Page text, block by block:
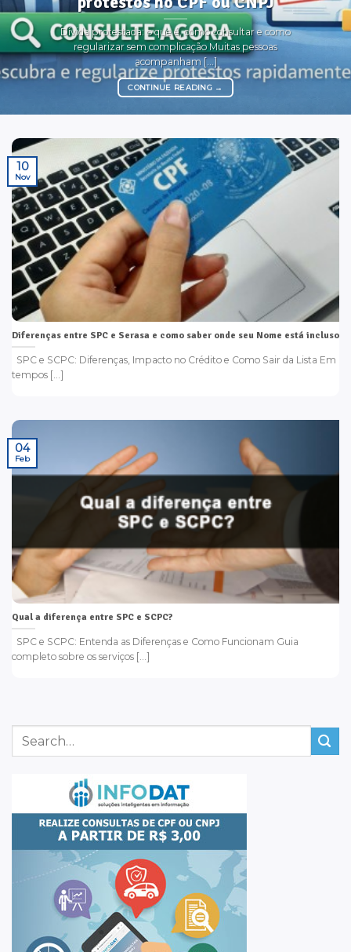
Dívida protestada: o que é, como consultar e como
regularizar sem complicação Muitas pessoas
acompanham [...]
CONTINUE READING →
Diferenças entre SPC e Serasa e como saber onde seu Nome está incluso
SPC e SCPC: Diferenças, Impacto no Crédito e Como Sair da Lista Em
tempos [...]
10
Nov
Qual a diferença entre SPC e SCPC?
SPC e SCPC: Entenda as Diferenças e Como Funcionam Guia
completo sobre os serviços [...]
04
Feb